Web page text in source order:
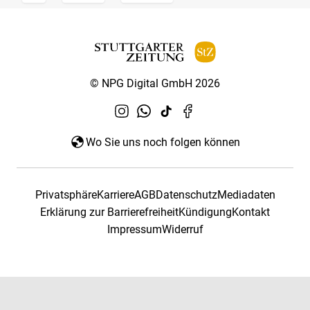
© NPG Digital GmbH 2026
Wo Sie uns noch folgen können
PrivatsphäreKarriereAGBDatenschutzMediadaten
Erklärung zur BarrierefreiheitKündigungKontakt
ImpressumWiderruf